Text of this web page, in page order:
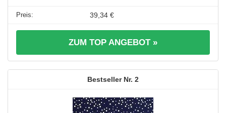
39,34 €
ZUM TOP ANGEBOT »
2